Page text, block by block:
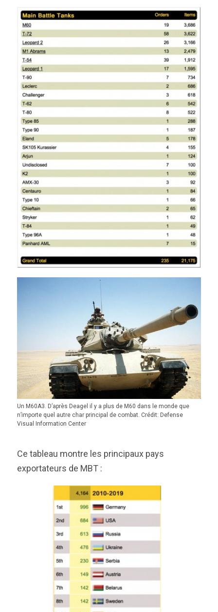
Un M60A3. D’après Deagel il y a plus de M60 dans le monde que
n’importe quel autre char principal de combat. Crédit: Defense
Visual Information Center
Ce tableau montre les principaux pays
exportateurs de MBT :